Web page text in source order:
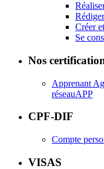
Créer
Se
Nos
Apprenant
réseauAPP
CPF-DIF
Compte
VISAS